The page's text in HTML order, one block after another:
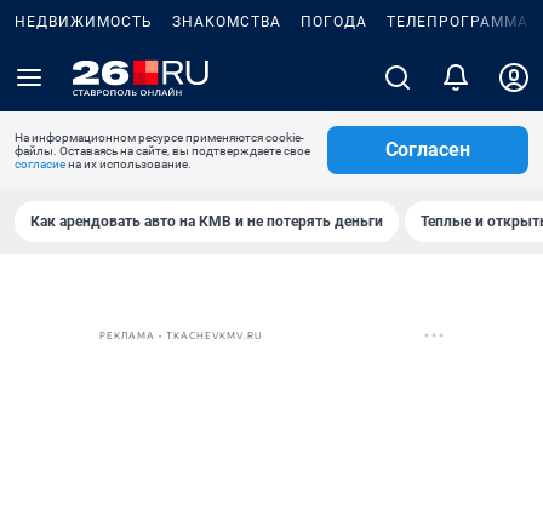
НЕДВИЖИМОСТЬ ЗНАКОМСТВА ПОГОДА ТЕЛЕПРОГРАММА
На информационном ресурсе применяются cookie-
файлы. Оставаясь на сайте, вы подтверждаете свое
согласиена их использование.
Согласен
Как арендовать авто на КМВ и не потерять деньги Теплые и
РЕКЛАМА • TKACHEVKMV.RU